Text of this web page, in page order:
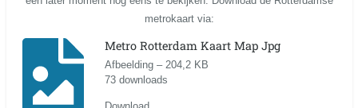
metrokaart via:
Metro Rotterdam Kaart Map Jpg
Afbeelding – 204,2 KB
73 downloads